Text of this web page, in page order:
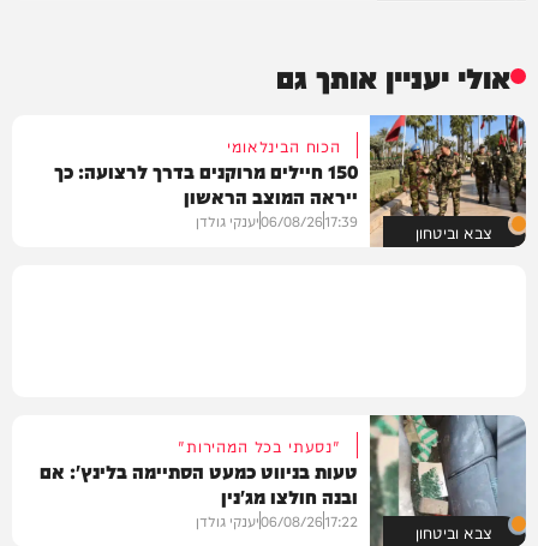
אולי יעניין אותך גם
צבא וביטחון
הכוח הבינלאומי
150 חיילים מרוקנים בדרך לרצועה: כך
ייראה המוצב הראשון
17:39
06/08/26יענקי גולדן
צבא וביטחון
"נסעתי בכל המהירות"
טעות בניווט כמעט הסתיימה בלינץ': אם
ובנה חולצו מג'נין
17:22
06/08/26יענקי גולדן